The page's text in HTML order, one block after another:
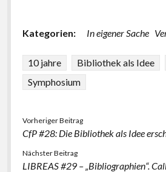
Kategorien: In eigener Sache
10 jahre Bibliothek als Idee
Symphosium
Vorheriger Beitrag
CfP #28: Die Bibliothek als Idee
Nächster Beitrag
LIBREAS #29 – „Bibliographien“.